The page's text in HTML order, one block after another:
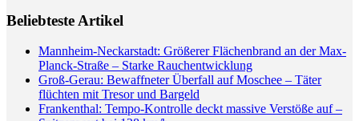
Beliebteste Artikel
Mannheim-Neckarstadt: Größerer Flächenbrand an der Max-
Planck-Straße – Starke Rauchentwicklung
Groß-Gerau: Bewaffneter Überfall auf Moschee – Täter
flüchten mit Tresor und Bargeld
Frankenthal: Tempo-Kontrolle deckt massive Verstöße auf –